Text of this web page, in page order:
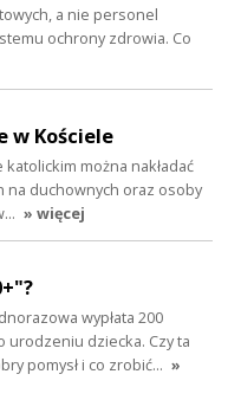
a nie personel
ochrony zdrowia. Co
w Kościele
katolickim można nakładać
na duchownych oraz osoby
» więcej
wypłata 200
urodzeniu dziecka. Czy ta
pomysł i co zrobić… »